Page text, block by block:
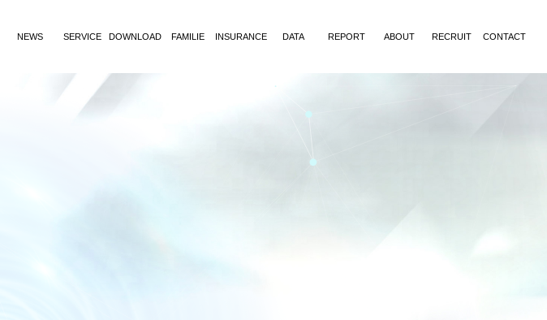
NEWS SERVICE DOWNLOAD FAMILIE INSURANCE DATA REPORT
/質問箱
評価
ABOUT RECRUIT CONTACT
利用登録
利用登録